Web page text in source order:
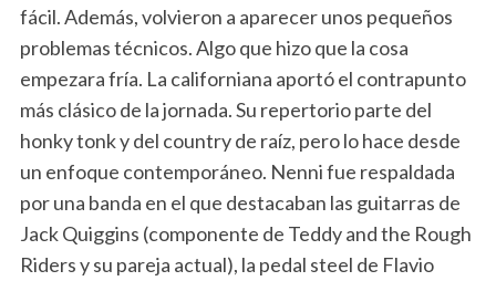
fácil. Además, volvieron a aparecer unos pequeños
problemas técnicos. Algo que hizo que la cosa
empezara fría. La californiana aportó el contrapunto
más clásico de la jornada. Su repertorio parte del
honky tonk y del country de raíz, pero lo hace desde
un enfoque contemporáneo. Nenni fue respaldada
por una banda en el que destacaban las guitarras de
Jack Quiggins (componente de Teddy and the Rough
Riders y su pareja actual), la pedal steel de Flavio